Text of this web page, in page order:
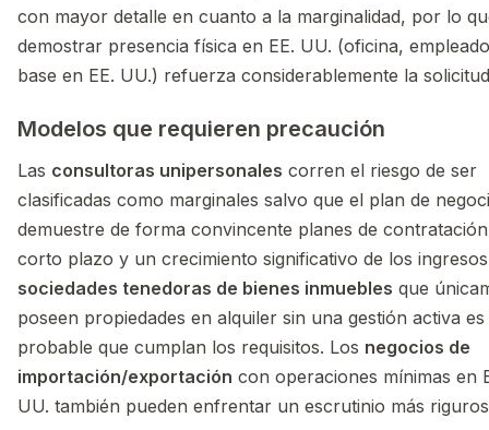
con mayor detalle en cuanto a la marginalidad, por lo
demostrar presencia física en EE. UU. (oficina,
base en EE. UU.) refuerza considerablemente la
Modelos que requieren precaución
Las consultoras unipersonales corren el riesgo de ser
clasificadas como marginales salvo que el plan de
demuestre de forma convincente planes de
corto plazo y un crecimiento significativo de los
sociedades tenedoras de bienes inmuebles que
poseen propiedades en alquiler sin una gestión activa
probable que cumplan los requisitos. Los negocios de
importación/exportación con operaciones mínimas en
UU. también pueden enfrentar un escrutinio más